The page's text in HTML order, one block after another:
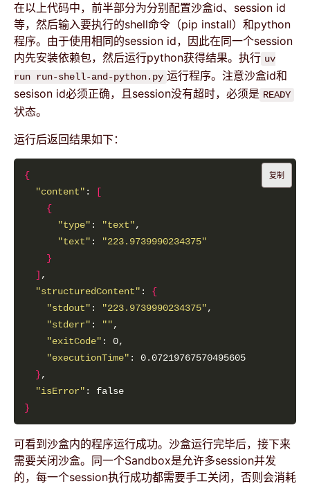
在以上代码中，前半部分为分别配置沙盒id、session id
等，然后输入要执行的shell命令（pip install）和python
程序。由于使用相同的session id，因此在同一个session
内先安装依赖包，然后运行python获得结果。执行 uv
run run-shell-and-python.py 运行程序。注意沙盒id和
sesison id必须正确，且session没有超时，必须是 READY
状态。
运行后返回结果如下：
{
"content" :
[
{
"type" : "text"
"text" :
"223.9739990234375"
}
]
"structuredContent" : {
"stdout" : "223.9739990234375"
"stderr" : ""
"exitCode"
"executionTime"
}
"isError"
}
复制
可看到沙盒内的程序运行成功。沙盒运行完毕后，接下来
需要关闭沙盒。同一个Sandbox是允许多session并发
的，每一个session执行成功都需要手工关闭，否则会消耗